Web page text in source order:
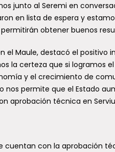
junto al Seremi en
en lista de espera y
obtener buenos
el Maule, destacó el
la certeza que si logramos
y el crecimiento de
nos permite que el Estado
aprobación técnica en
cuentan con la aprobación